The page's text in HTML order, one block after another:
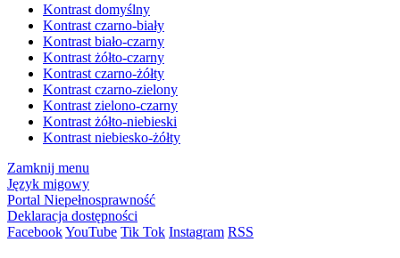
Kontrast domyślny
Kontrast czarno-biały
Kontrast biało-czarny
Kontrast żółto-czarny
Kontrast czarno-żółty
Kontrast czarno-zielony
Kontrast zielono-czarny
Kontrast żółto-niebieski
Kontrast niebiesko-żółty
Zamknij menu
Język migowy
Portal Niepełnosprawność
Deklaracja dostępności
FacebookYouTube Tik Tok Instagram RSS